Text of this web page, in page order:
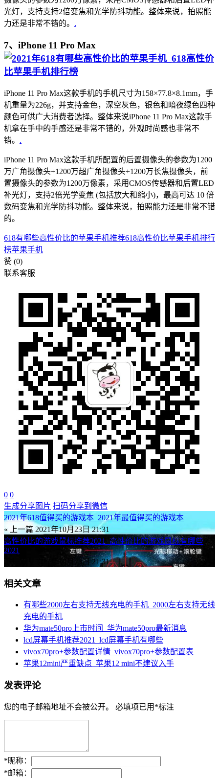
光灯，支持支持2倍变焦和光学防抖功能。整体来说，拍照能
力还是非常不错的。 .
7、iPhone 11 Pro Max
iPhone 11 Pro Max这款手机的手机尺寸为158×77.8×8.1mm，手
机重量为226g，并支持金色，深空灰色，银色和暗夜绿色四种
颜色可供广大消费者选择。整体来说iPhone 11 Pro Max这款手
机拿在手中的手感还是非常不错的，外观时尚感也非常不
错。 .
iPhone 11 Pro Max这款手机所配置的后置摄像头的参数为1200
万广角摄像头+1200万超广角摄像头+1200万长焦摄像头，前
置摄像头的参数为1200万像素，采用CMOS传感器和后置LED
补光灯，支持2倍光学变焦 (包括放大和缩小)，最高可达 10 倍
数码变焦和光学防抖功能。整体来说，拍照能力还是非常不错
的。
618有哪些高性价比的苹果手机推荐618高性价比苹果手机排行
榜苹果手机
赞 (0)
联系客服
0 0
生成分享图片 扫码分享到微信
2021年618值得买的游戏本_2021年最值得买的游戏本
« 上一篇 2021年10月23日 21:31
高性价比的游戏鼠标推荐2021_高性价比的游戏鼠标有哪些
2021
2021年10月23日 21:31
相关文章
有哪些2000左右支持无线充电的手机_2000左右支持无线
充电的手机
华为mate50pro上市时间_华为mate50pro最新消息
lcd屏幕手机推荐2021_lcd屏幕手机有哪些
vivox70pro+参数配置详情_vivox70pro+参数配置表
苹果12mini严重缺点_苹果12 mini不建议入手
发表评论
您的电子邮箱地址不会被公开。 必填项已用 *标注
*昵称：
*邮箱：